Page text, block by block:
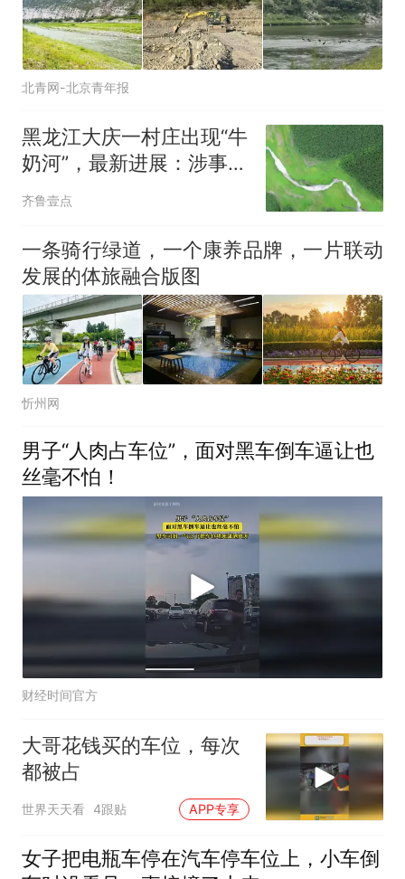
北青网-北京青年报
黑龙江大庆一村庄出现“牛
奶河”，最新进展：涉事蒜
片厂已被查封
齐鲁壹点
一条骑行绿道，一个康养品牌，一片联动
发展的体旅融合版图
忻州网
男子“人肉占车位”，面对黑车倒车逼让也
丝毫不怕！
财经时间官方
大哥花钱买的车位，每次
都被占
世界天天看 4跟贴 APP专享
女子把电瓶车停在汽车停车位上，小车倒